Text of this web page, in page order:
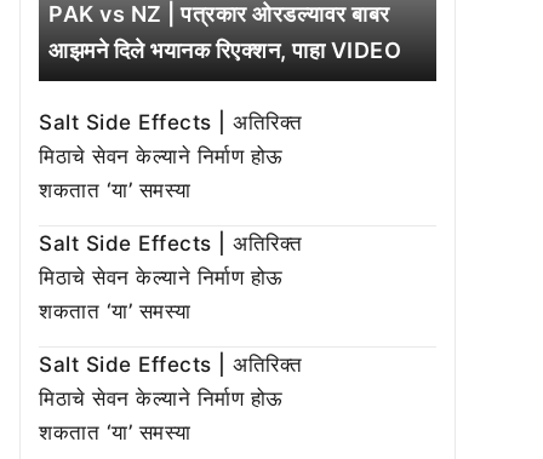
PAK vs NZ | पत्रकार ओरडल्यावर बाबर
आझमने दिले भयानक रिएक्शन, पाहा VIDEO
Salt Side Effects | अतिरिक्त
मिठाचे सेवन केल्याने निर्माण होऊ
शकतात ‘या’ समस्या
Salt Side Effects | अतिरिक्त
मिठाचे सेवन केल्याने निर्माण होऊ
शकतात ‘या’ समस्या
Salt Side Effects | अतिरिक्त
मिठाचे सेवन केल्याने निर्माण होऊ
शकतात ‘या’ समस्या